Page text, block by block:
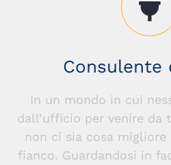
Consulente
In un mondo in cui
dall’ufficio per venire da
non ci sia cosa
fianco. Guardandosi in